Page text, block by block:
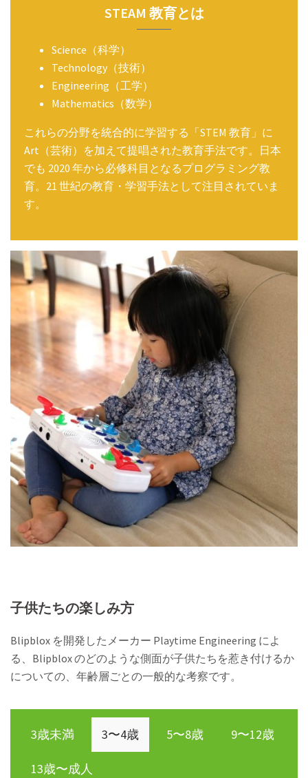
STEAM 教育とは
Science（科学）
Technology（技術）
Engineering（工学）
Mathematics（数学）
これらの分野を統合的に学習する「STEM 教育」に
Art（芸術）を加えて提唱された教育手法です。日本
でも 2020 年から必修科目となるプログラミング教
育。21 世紀の教育・学習手法として注目されていま
す。
子供たちの楽しみ方
Blipblox を開発したメーカー Playtime Engineering によ
る、Blipblox のどのような側面が子供たちを惹き付けるか
についての、年齢層ごとの一般的な考察です。
3歳未満 3〜4歳 5〜8歳 9〜12歳
13歳〜成人